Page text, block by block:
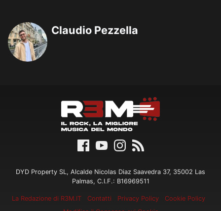
Claudio Pezzella
DYD Property SL, Alcalde Nicolas Diaz Saavedra 37, 35002 Las
Palmas, C.I.F.: B16969511
La Redazione di R3M.IT Contatti Privacy Policy
Cookie Policy